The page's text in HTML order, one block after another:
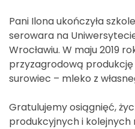
Pani Ilona ukończyła
serowara na
Wrocławiu. W maju 2019
przyzagrodową
surowiec – mleko z
Gratulujemy osiągnięć,
produkcyjnych i kolejnych